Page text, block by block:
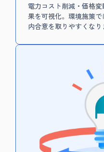
電力コスト削減・価格
果を可視化。環境施策
内合意を取りやすくなり